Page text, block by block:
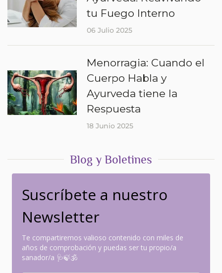
tu Fuego Interno
06 Julio 2025
Menorragia: Cuando el
Cuerpo Habla y
Ayurveda tiene la
Respuesta
18 Junio 2025
Blog y Boletines
Suscríbete a nuestro
Newsletter
Te compartiremos valioso contenido con miles de
años de comprobación y puedas ser tu propio/a
sanador/a 🩺🍃🕉